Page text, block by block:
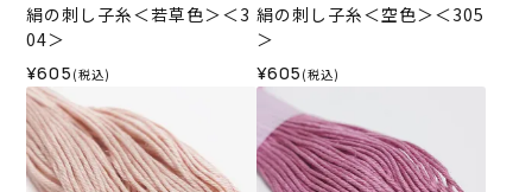
絹の刺し子糸＜若草色＞＜3
04＞
¥605 (税込)
絹の刺し子糸＜空色＞＜305
＞
¥605 (税込)